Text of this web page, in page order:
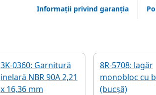
Informații privind garanția
3K-0360: Garnitură
inelară NBR 90A 2,21
x 16,36 mm
8R-5708: lagăr
monobloc cu
(bucșă)